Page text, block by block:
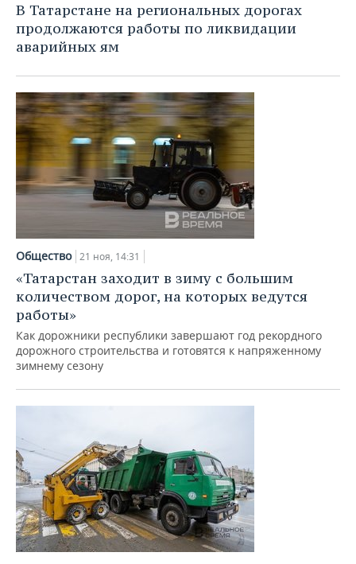
В Татарстане на региональных дорогах
продолжаются работы по ликвидации
аварийных ям
Общество 21 ноя, 14:31
«Татарстан заходит в зиму с большим
количеством дорог, на которых ведутся
работы»
Как дорожники республики завершают год рекордного
дорожного строительства и готовятся к напряженному
зимнему сезону